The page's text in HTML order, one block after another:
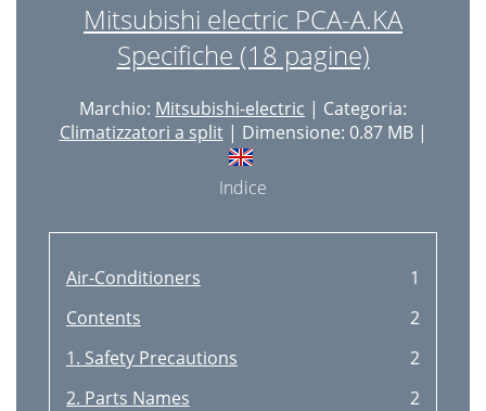
Mitsubishi electric PCA-A.KA
Specifiche (18 pagine)
Marchio: Mitsubishi-electric | Categoria:
Climatizzatori a split| Dimensione: 0.87 MB |
Indice
Air-Conditioners
1
Contents
2
1. Safety Precautions
2
2. Parts Names
2